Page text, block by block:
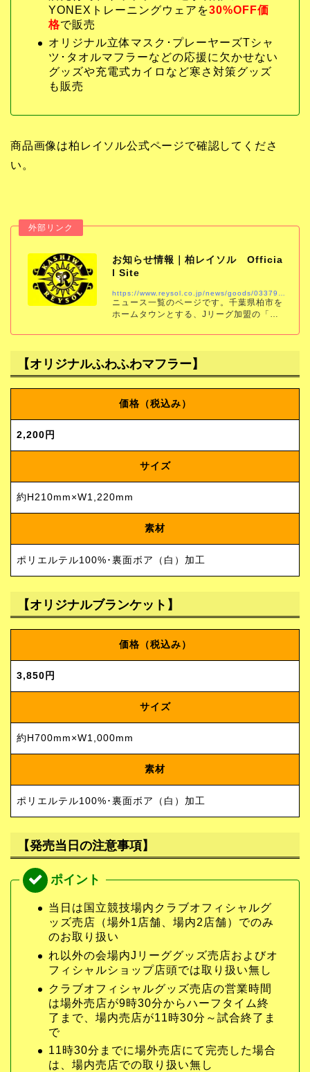
YONEXトレーニングウェアを30%OFF価
格で販売
オリジナル立体マスク･プレーヤーズTシャ
ツ･タオルマフラーなどの応援に欠かせない
グッズや充電式カイロなど寒さ対策グッズ
も販売
商品画像は柏レイソル公式ページで確認してくださ
い。
お知らせ情報｜柏レイソル Officia
l Site
https://www.reysol.co.jp/news/goods/033791.html
ニュース一覧のページです。千葉県柏市を
ホームタウンとする、Jリーグ加盟の「柏
スケジュール、チケット、チーム情報をい
【オリジナルふわふわマフラー】
価格（税込み）
2,200円
サイズ
約H210mm×W1,220mm
素材
ポリエルテル100%･裏面ボア（白）加工
【オリジナルブランケット】
価格（税込み）
3,850円
サイズ
約H700mm×W1,000mm
素材
ポリエルテル100%･裏面ボア（白）加工
【発売当日の注意事項】
当日は国立競技場内クラブオフィシャルグ
ッズ売店（場外1店舗、場内2店舗）でのみ
のお取り扱い
れ以外の会場内Jリーググッズ売店およびオ
フィシャルショップ店頭では取り扱い無し
クラブオフィシャルグッズ売店の営業時間
は場外売店が9時30分からハーフタイム終
了まで、場内売店が11時30分～試合終了ま
で
11時30分までに場外売店にて完売した場合
は、場内売店での取り扱い無し